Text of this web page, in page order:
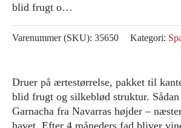
blid frugt o…
Varenummer (SKU): 35650 Kategori:
Druer på ærtestørrelse, pakket til
blid frugt og silkeblød struktur.
Garnacha fra Navarras højder –